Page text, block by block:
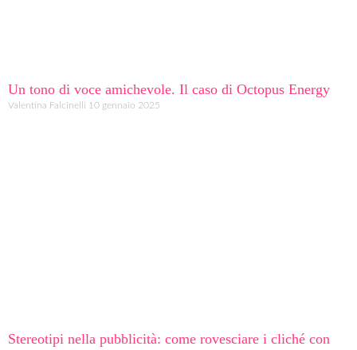
Un tono di voce amichevole. Il caso di Octopus Energy
Valentina Falcinelli 10 gennaio 2025
Stereotipi nella pubblicità: come rovesciare i cliché con